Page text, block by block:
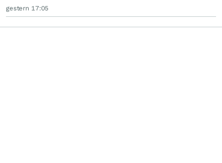
gestern 17:05